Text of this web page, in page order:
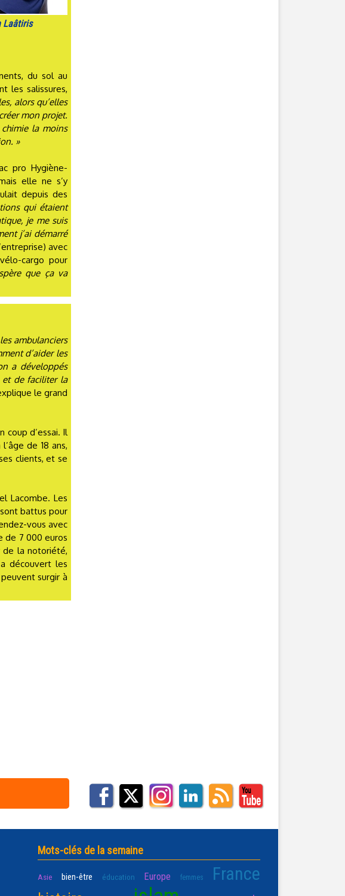
Laâtiris
du sol au
les salissures,
alors qu’elles
mon projet.
la moins
»
pro Hygiène-
elle ne s’y
depuis des
qui étaient
je me suis
j’ai démarré
avec
cargo pour
que ça va
ambulanciers
d’aider les
a développés
et de faciliter la
le grand
coup d’essai. Il
de 18 ans,
clients, et se
Lacombe. Les
battus pour
vous avec
de 7 000 euros
de la notoriété,
découvert les
surgir à
Mots-clés de la semaine
Asie bien-être éducation Europe femmes France